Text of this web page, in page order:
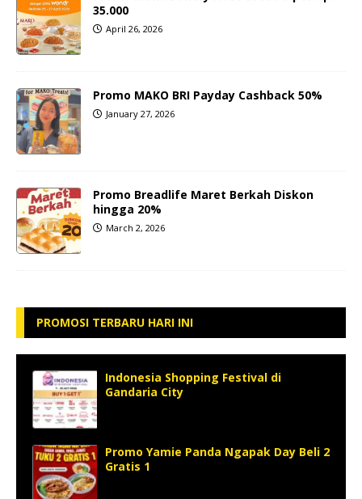
35.000
April 26, 2026
Promo MAKO BRI Payday Cashback 50%
January 27, 2026
Promo Breadlife Maret Berkah Diskon
hingga 20%
March 2, 2026
PROMOSI TERBARU HARI INI
Indonesia Shopping Festival di
Gandaria City
Promo Yamie Panda Ngapak Day Beli 2
Gratis 1